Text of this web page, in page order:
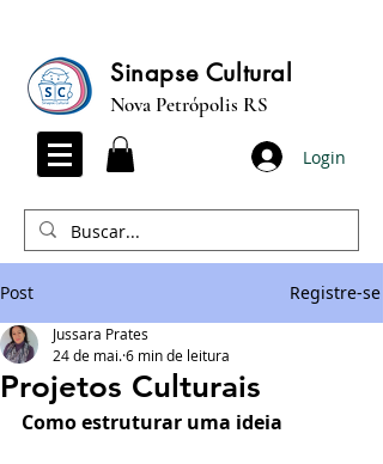
Sinapse Cultural
Nova Petrópolis RS
Login
Post Registre-se
Projetos Culturais
Jussara Prates
24 de mai.6 min de leitura
Como estruturar uma ideia